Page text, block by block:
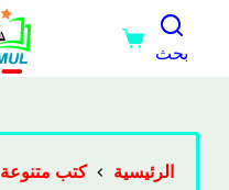
بحث
الرئيسية
كتب متنوعة